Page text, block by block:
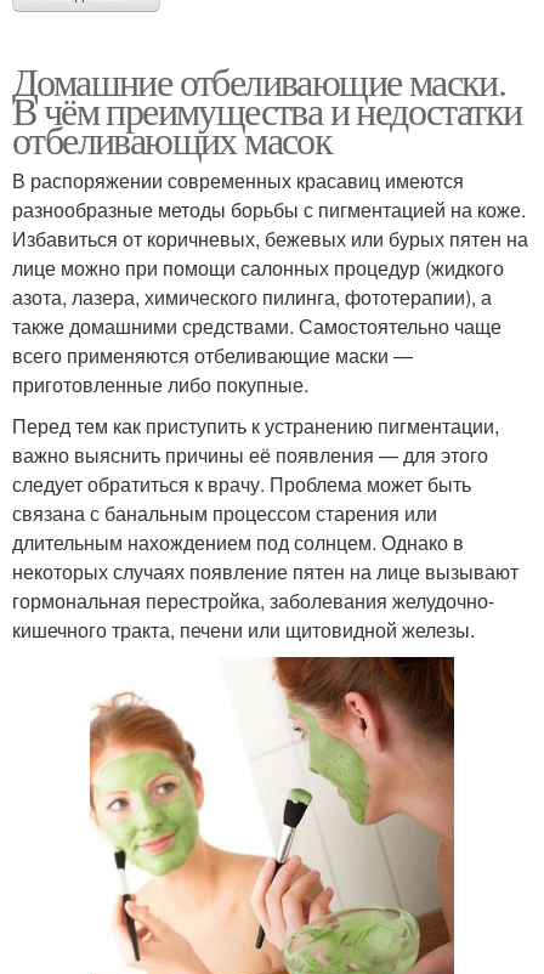
Домашние отбеливающие маски.
В чём преимущества и недостатки
отбеливающих масок
В распоряжении современных красавиц имеются
разнообразные методы борьбы с пигментацией на коже.
Избавиться от коричневых, бежевых или бурых пятен на
лице можно при помощи салонных процедур (жидкого
азота, лазера, химического пилинга, фототерапии), а
также домашними средствами. Самостоятельно чаще
всего применяются отбеливающие маски —
приготовленные либо покупные.
Перед тем как приступить к устранению пигментации,
важно выяснить причины её появления — для этого
следует обратиться к врачу. Проблема может быть
связана с банальным процессом старения или
длительным нахождением под солнцем. Однако в
некоторых случаях появление пятен на лице вызывают
гормональная перестройка, заболевания желудочно-
кишечного тракта, печени или щитовидной железы.